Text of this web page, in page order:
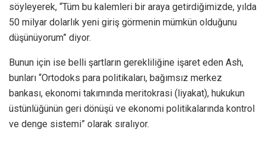
söyleyerek, “Tüm bu kalemleri bir araya getirdiğimizde, yılda
50 milyar dolarlık yeni giriş görmenin mümkün olduğunu
düşünüyorum” diyor.
Bunun için ise belli şartların gerekliliğine işaret eden Ash,
bunları “Ortodoks para politikaları, bağımsız merkez
bankası, ekonomi takımında meritokrasi (liyakat), hukukun
üstünlüğünün geri dönüşü ve ekonomi politikalarında kontrol
ve denge sistemi” olarak sıralıyor.